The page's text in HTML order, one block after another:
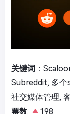
关键词 ：
Subreddit, 多个
社交媒体管理,
票数:
198